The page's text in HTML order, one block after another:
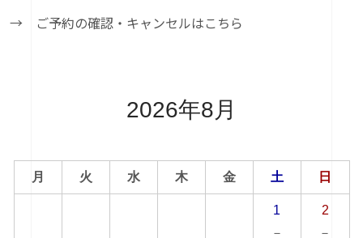
→ ご予約の確認・キャンセルはこちら
2026年8月
月 火 水 木 金 土 日
1
－
2
－